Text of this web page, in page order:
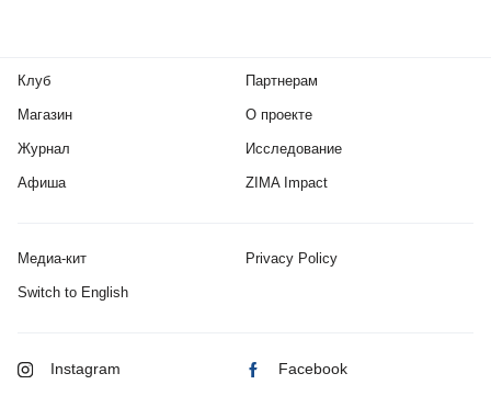
Клуб
Магазин
Журнал
Афиша
Партнерам
О проекте
Исследование
ZIMA Impact
Медиа-кит Privacy Policy
Switch to English
Instagram Facebook